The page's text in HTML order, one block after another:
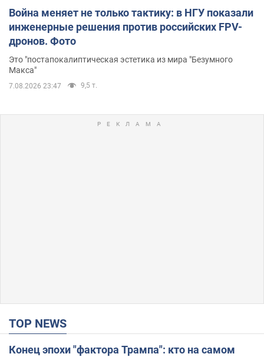
Война меняет не только тактику: в НГУ показали
инженерные решения против российских FPV-
дронов. Фото
Это "постапокалиптическая эстетика из мира "Безумного
Макса"
7.08.2026 23:47 9,5 т.
TOP NEWS
Конец эпохи "фактора Трампа": кто на самом